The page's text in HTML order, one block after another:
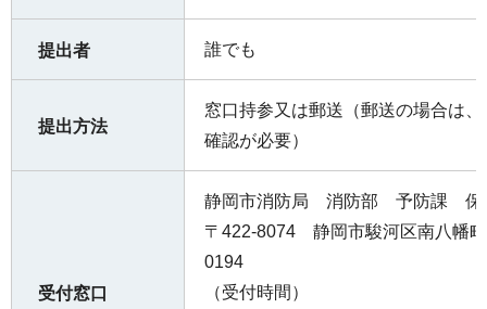
提出者 誰でも
提出方法
窓口持参又は郵送（郵送の場合は
確認が必要）
受付窓口
静岡市消防局 消防部 予防課 保
〒422-8074 静岡市駿河区南⼋幡
0194
（受付時間）